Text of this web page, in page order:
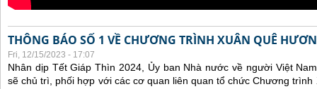
THÔNG BÁO SỐ 1 VỀ CHƯƠNG TRÌNH XUÂN QUÊ
Fri, 12/15/2023 - 17:07
Nhân dịp Tết Giáp Thìn 2024, Ủy ban Nhà nước về người Việt
sẽ chủ trì, phối hợp với các cơ quan liên quan tổ chức Chương